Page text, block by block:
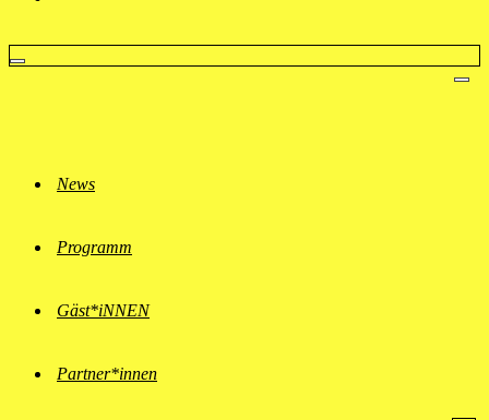
Navigationsmenü
News
Programm
Gäst*iNNEN
Partner*innen